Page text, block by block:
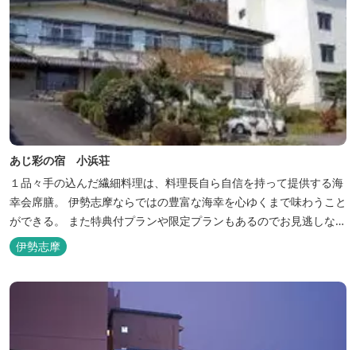
あじ彩の宿 小浜荘
１品々手の込んだ繊細料理は、料理長自ら自信を持って提供する海
幸会席膳。 伊勢志摩ならではの豊富な海幸を心ゆくまで味わうこと
ができる。 また特典付プランや限定プランもあるのでお見逃しな
く。
伊勢志摩